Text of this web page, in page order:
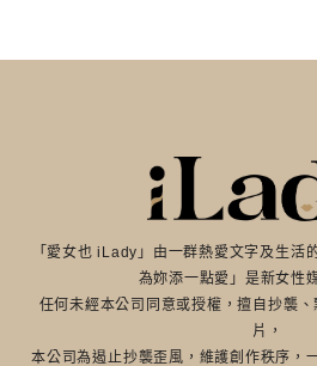
「愛女也 iLady」由一群熱愛文字及生活
為妳添一點愛」是新女性
任何未經本公司同意或授權，擅自抄襲
片，
本公司為遏止抄襲歪風，維護創作秩序，